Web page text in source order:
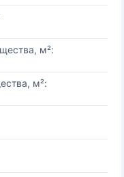
м²:
м²: